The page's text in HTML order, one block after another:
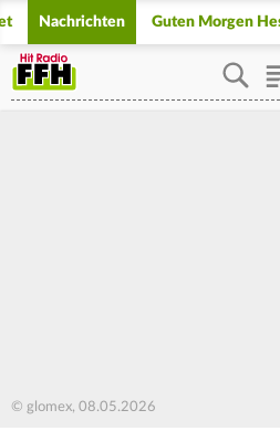
Nachrichten Guten Morgen
© glomex, 08.05.2026